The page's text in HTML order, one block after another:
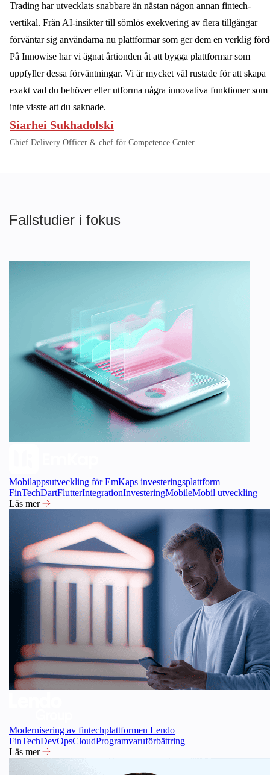
Trading har utvecklats snabbare än nästan någon annan fintech-
vertikal. Från AI-insikter till sömlös exekvering av flera tillgångar
förväntar sig användarna nu plattformar som ger dem en verklig
På Innowise har vi ägnat årtionden åt att bygga plattformar som
uppfyller dessa förväntningar. Vi är mycket väl rustade för att skapa
exakt vad du behöver eller utforma några innovativa funktioner som
inte visste att du saknade.
Siarhei Sukhadolski
Chief Delivery Officer & chef för Competence Center
Fallstudier i fokus
Mobilappsutveckling för EmKaps investeringsplattform
FinTechDartFlutterIntegrationInvesteringMobileMobil utveckling
Läs mer
Modernisering av fintechplattformen Lendo
FinTechDevOpsCloudProgramvaruförbättring
Läs mer